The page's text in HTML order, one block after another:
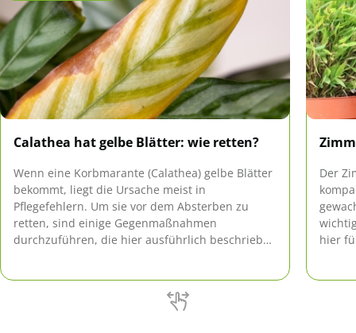
Calathea hat gelbe Blätter: wie retten?
Wenn eine Korbmarante (Calathea) gelbe Blätter
bekommt, liegt die Ursache meist in
Pflegefehlern. Um sie vor dem Absterben zu
retten, sind einige Gegenmaßnahmen
durchzuführen, die hier ausführlich beschrieben
Der
hier